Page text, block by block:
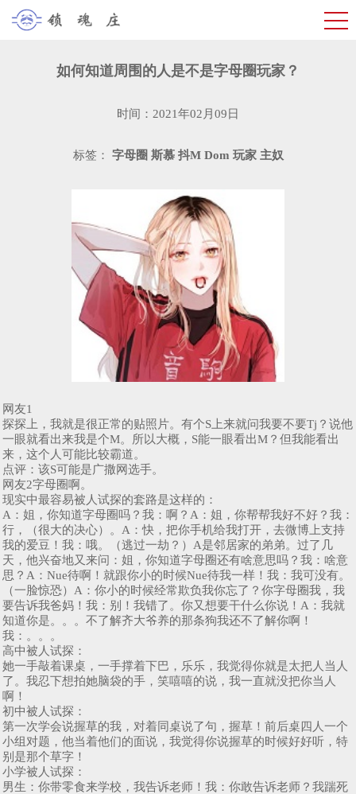
如何知道周围的人是不是字母圈玩家？
时间：2021年02月09日
标签： 字母圈 斯慕 抖M Dom 玩家 主奴
网友1
探探上，我就是很正常的贴照片。有个S上来就问我要不要Tj？说他
一眼就看出来我是个M。所以大概，S能一眼看出M？但我能看出
来，这个人可能比较霸道。
点评：该S可能是广撒网选手。
网友2字母圈啊。
现实中最容易被人试探的套路是这样的：
A：姐，你知道字母圈吗？我：啊？A：姐，你帮帮我好不好？我：
行，（很大的决心）。A：快，把你手机给我打开，去微博上支持
我的爱豆！我：哦。（逃过一劫？）A是邻居家的弟弟。过了几
天，他兴奋地又来问：姐，你知道字母圈还有啥意思吗？我：啥意
思？A：Nue待啊！就跟你小的时候Nue待我一样！我：我可没有。
（一脸惊恐）A：你小的时候经常欺负我你忘了？你字母圈我，我
要告诉我爸妈！我：别！我错了。你又想要干什么你说！A：我就
知道你是。。。不了解齐大爷养的那条狗我还不了解你啊！
我：。。。
高中被人试探：
她一手敲着课桌，一手撑着下巴，乐乐，我觉得你就是太把人当人
了。我忍下想拍她脑袋的手，笑嘻嘻的说，我一直就没把你当人
啊！
初中被人试探：
第一次学会说握草的我，对着同桌说了句，握草！前后桌四人一个
小组对题，他当着他们的面说，我觉得你说握草的时候好好听，特
别是那个草字！
小学被人试探：
男生：你带零食来学校，我告诉老师！我：你敢告诉老师？我踹死